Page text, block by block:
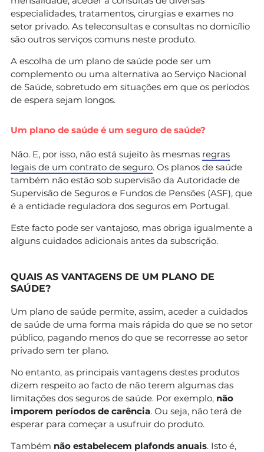
especialidades, tratamentos, cirurgias e exames no
setor privado. As teleconsultas e consultas no domicílio
são outros serviços comuns neste produto.
A escolha de um plano de saúde pode ser um
complemento ou uma alternativa ao Serviço Nacional
de Saúde, sobretudo em situações em que os períodos
de espera sejam longos.
Um plano de saúde é um seguro de saúde?
Não. E, por isso, não está sujeito às mesmas regras
legais de um contrato de seguro. Os planos de saúde
também não estão sob supervisão da Autoridade de
Supervisão de Seguros e Fundos de Pensões (ASF), que
é a entidade reguladora dos seguros em Portugal.
Este facto pode ser vantajoso, mas obriga igualmente a
alguns cuidados adicionais antes da subscrição.
QUAIS AS VANTAGENS DE UM PLANO DE
SAÚDE?
Um plano de saúde permite, assim, aceder a cuidados
de saúde de uma forma mais rápida do que se no setor
público, pagando menos do que se recorresse ao setor
privado sem ter plano.
No entanto, as principais vantagens destes produtos
dizem respeito ao facto de não terem algumas das
limitações dos seguros de saúde. Por exemplo, não
imporem períodos de carência. Ou seja, não terá de
esperar para começar a usufruir do produto.
Também não estabelecem plafonds anuais. Isto é,